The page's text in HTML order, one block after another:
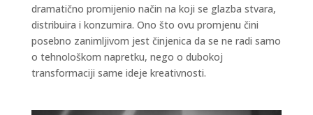
dramatično promijenio način na koji se glazba stvara,
distribuira i konzumira. Ono što ovu promjenu čini
posebno zanimljivom jest činjenica da se ne radi samo
o tehnološkom napretku, nego o dubokoj
transformaciji same ideje kreativnosti.